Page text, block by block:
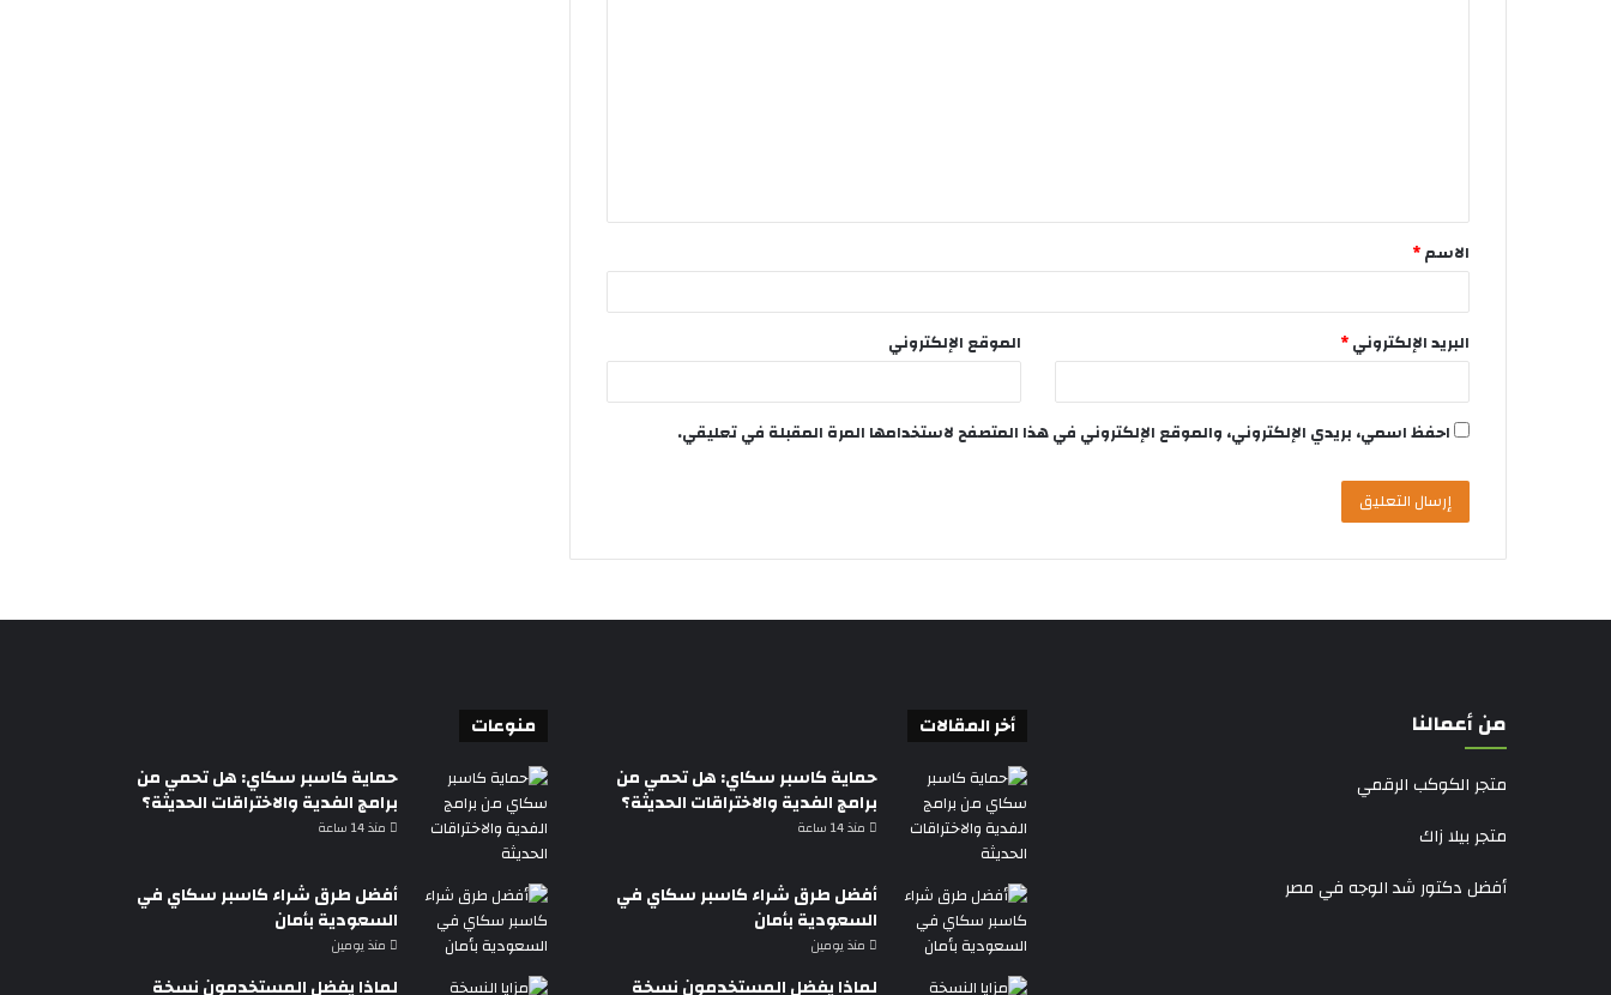
الاسم*
البريد الإلكتروني* الموقع الإلكتروني
احفظ اسمي، بريدي الإلكتروني، والموقع الإلكتروني في هذا المتصفح لاستخدامها المرة المقبلة في تعليقي.
من أعمالنا
متجر الكوكب الرقمي
متجر بيلا زاك
أفضل دكتور شد الوجه في مصر
أخر المقالات
حماية كاسبر سكاي: هل تحمي من
برامج الفدية والاختراقات الحديثة؟
منذ 14 ساعة
أفضل طرق شراء كاسبر سكاي في
السعودية بأمان
منذ يومين
لماذا يفضل المستخدمون نسخة
منوعات
حماية كاسبر سكاي: هل تحمي من
برامج الفدية والاختراقات الحديثة؟
منذ 14 ساعة
أفضل طرق شراء كاسبر سكاي في
السعودية بأمان
منذ يومين
لماذا يفضل المستخدمون نسخة